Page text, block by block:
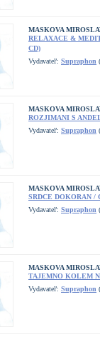
MASKOVA
RELAXACE &
CD)
Vydavateľ: Supraphon
MASKOVA
ROZJIMANI S
Vydavateľ: Supraphon
MASKOVA
SRDCE DOKORAN /
Vydavateľ: Supraphon
MASKOVA
TAJEMNO KOLEM
Vydavateľ: Supraphon